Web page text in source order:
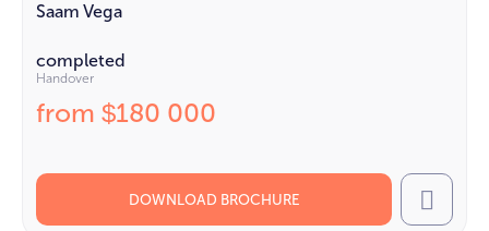
Saam Vega
completed
Handover
from $180 000
DOWNLOAD BROCHURE Call